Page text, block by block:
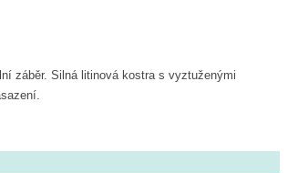
záběr. Silná litinová kostra s vyztuženými